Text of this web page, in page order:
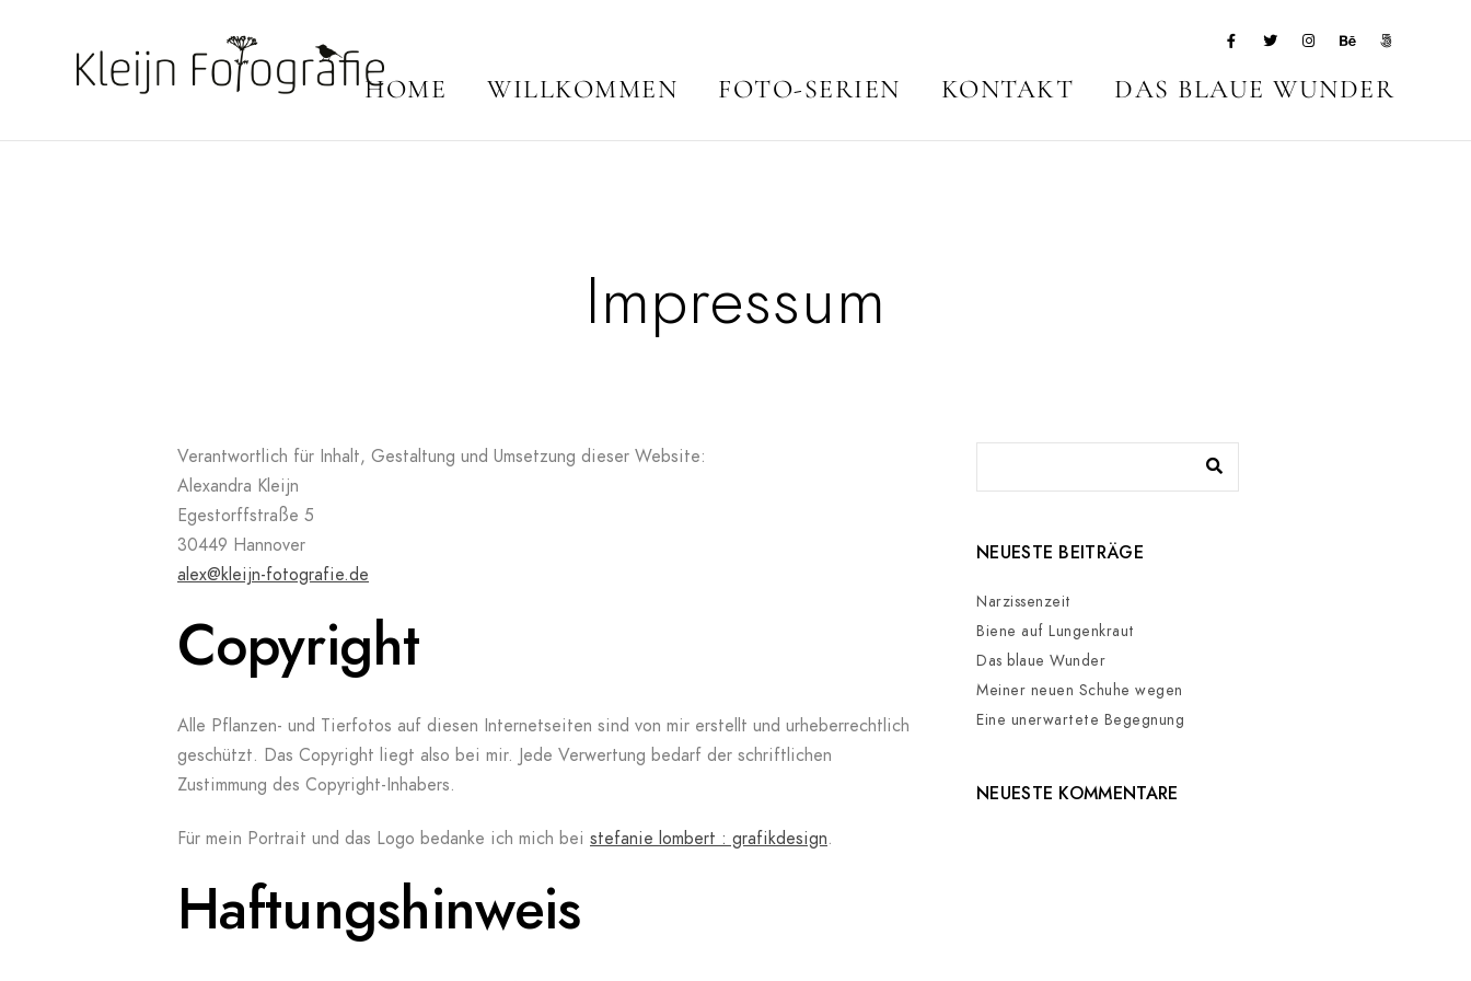
HOME WILLKOMMEN FOTO-SERIEN KONTAKT DAS BLAUE WUNDER
Impressum
Verantwortlich für Inhalt, Gestaltung und Umsetzung dieser Website:
Alexandra Kleijn
Egestorffstraße 5
30449 Hannover
alex@kleijn-fotografie.de
Copyright
Alle Pflanzen- und Tierfotos auf diesen Internetseiten sind von mir erstellt und urheberrechtlich
geschützt. Das Copyright liegt also bei mir. Jede Verwertung bedarf der schriftlichen
Zustimmung des Copyright-Inhabers.
Für mein Portrait und das Logo bedanke ich mich bei stefanie lombert : grafikdesign.
Haftungshinweis
NEUESTE BEITRÄGE
Narzissenzeit
Biene auf Lungenkraut
Das blaue Wunder
Meiner neuen Schuhe wegen
Eine unerwartete Begegnung
NEUESTE KOMMENTARE